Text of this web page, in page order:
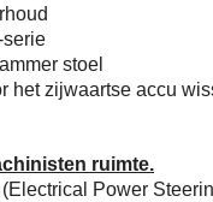
serie
stoel
het zijwaartse accu
ruimte.
Power